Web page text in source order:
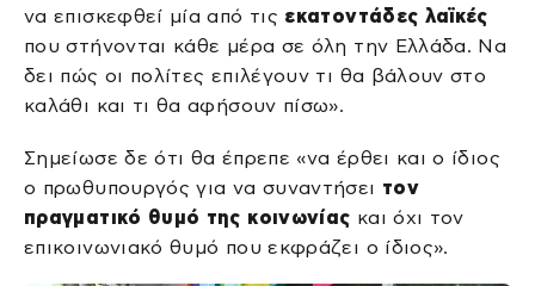
να επισκεφθεί μία από τις εκατοντάδες λαϊκές
που στήνονται κάθε μέρα σε όλη την Ελλάδα. Να
δει πώς οι πολίτες επιλέγουν τι θα βάλουν στο
καλάθι και τι θα αφήσουν πίσω».
Σημείωσε δε ότι θα έπρεπε «να έρθει και ο ίδιος
ο πρωθυπουργός για να συναντήσει τον
πραγματικό θυμό της κοινωνίας και όχι τον
επικοινωνιακό θυμό που εκφράζει ο ίδιος».